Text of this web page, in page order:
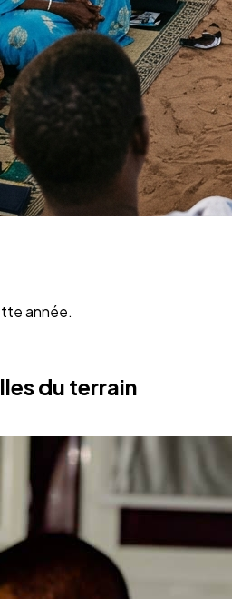
année.
du terrain